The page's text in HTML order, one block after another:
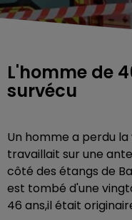
L'homme de
survécu
Un homme a perdu la
travaillait sur une
côté des étangs de
est tombé d'une
46 ans,il était